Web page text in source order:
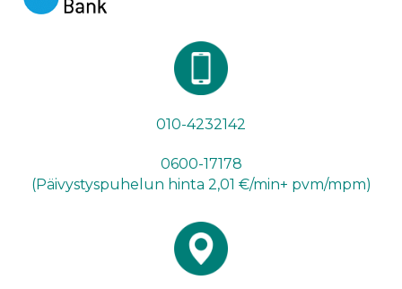
010-4232142
0600-17178
(Päivystyspuhelun hinta 2,01 €/min+ pvm/mpm)